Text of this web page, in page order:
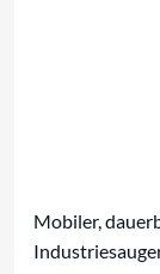
Mobiler,